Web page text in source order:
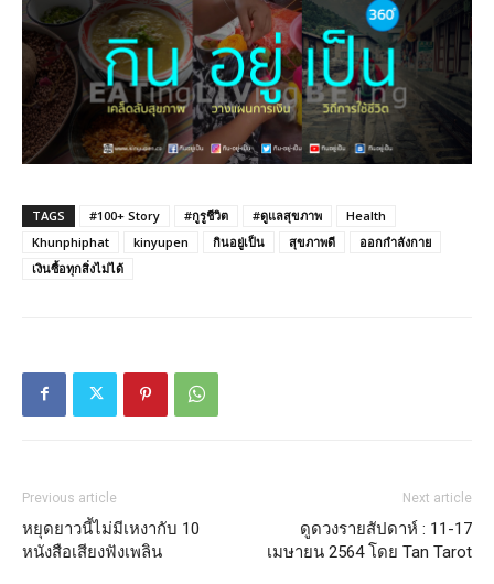
TAGS #100+ Story #กูรูชีวิต #ดูแลสุขภาพ
Health
Khunphiphat
kinyupen กินอยู่เป็น สุขภาพดี
ออกกำลังกาย
เงินซื้อทุกสิ่งไม่ได้
Previous article
หยุดยาวนี้ไม่มีเหงากับ 10
หนังสือเสียงฟังเพลิน
Next article
ดูดวงรายสัปดาห์ : 11-17
เมษายน 2564 โดย Tan Tarot